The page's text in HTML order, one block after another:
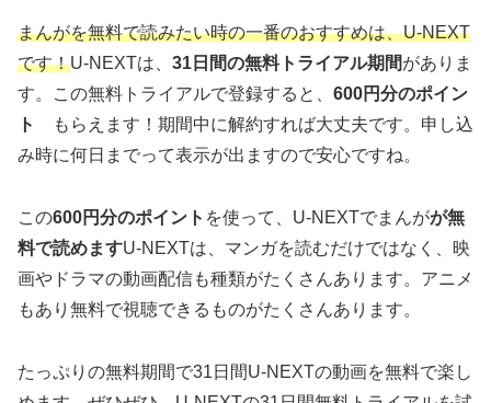
まんがを無料で読みたい時の一番のおすすめは、U-NEXT
です！U-NEXTは、 31日間の無料トライアル期間がありま
す。この無料トライアルで登録すると、 600円分のポイン
ト
もらえます！期間中に解約すれば大丈夫です。申し込
み時に何日までって表示が出ますので安心ですね。
この600円分のポイント を使って、U-NEXTでまんがが無
料で読めますU-NEXTは、マンガを読むだけではなく、映
画やドラマの動画配信も種類がたくさんあります。アニメ
もあり無料で視聴できるものがたくさんあります。
たっぷりの無料期間で31日間U-NEXTの動画を無料で楽し